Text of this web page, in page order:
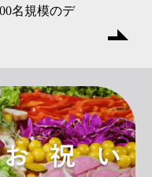
名規模のデ